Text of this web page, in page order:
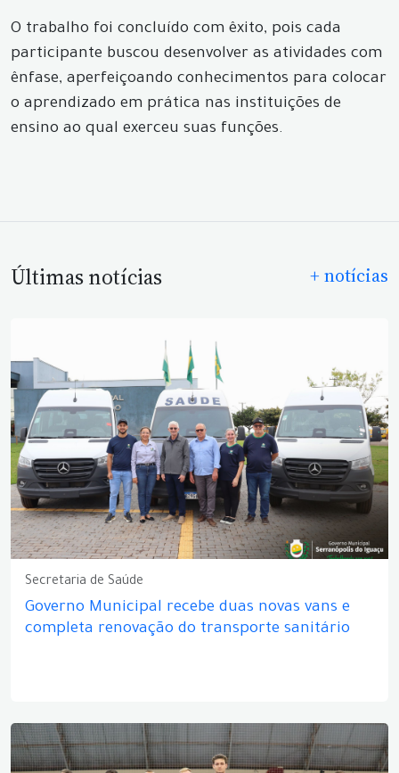
O trabalho foi concluído com êxito, pois cada
participante buscou desenvolver as atividades com
ênfase, aperfeiçoando conhecimentos para colocar
o aprendizado em prática nas instituições de
ensino ao qual exerceu suas funções.
Últimas notícias + notícias
Secretaria de Saúde
Governo Municipal recebe duas novas vans e
completa renovação do transporte sanitário